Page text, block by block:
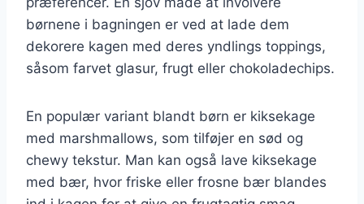
børnene i bagningen er ved at lade dem
dekorere kagen med deres yndlings toppings,
såsom farvet glasur, frugt eller chokoladechips.
En populær variant blandt børn er kiksekage
med marshmallows, som tilføjer en sød og
chewy tekstur. Man kan også lave kiksekage
med bær, hvor friske eller frosne bær blandes